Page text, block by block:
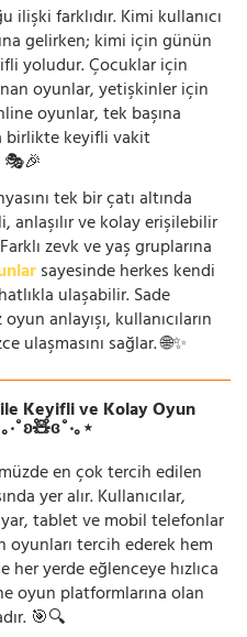
ilişki farklıdır. Kimi kullanıcı
gelirken; kimi için günün
yoludur. Çocuklar için
oyunlar, yetişkinler için
oyunlar, tek başına
birlikte keyifli vakit
tek bir çatı altında
anlaşılır ve kolay erişilebilir
zevk ve yaş gruplarına
sayesinde herkes kendi
ulaşabilir. Sade
anlayışı, kullanıcıların
ulaşmasını sağlar. 🌐✨
Keyifli ve Kolay Oyun
｡⋆
en çok tercih edilen
yer alır. Kullanıcılar,
tablet ve mobil telefonlar
tercih ederek hem
yerde eğlenceye hızlıca
oyun platformlarına olan
🎯🔍